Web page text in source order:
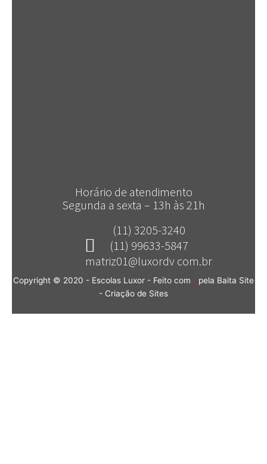
Horário de atendimento
Segunda a sexta – 13h às 21h
(11) 3205-3240
(11) 99633-5847
matriz01@luxordv com.br
Copyright © 2020 - Escolas Luxor - Feito com
pela Baita Site
- Criação de Sites